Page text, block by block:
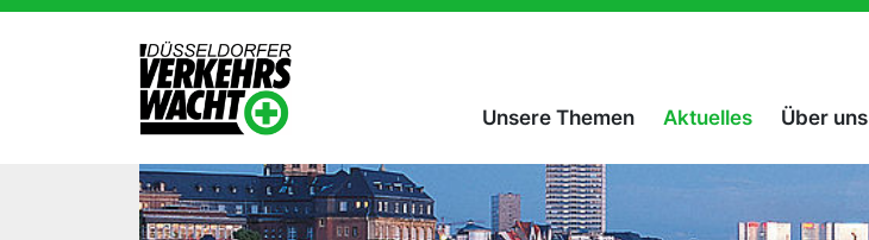
Unsere Themen Aktuelles Über uns